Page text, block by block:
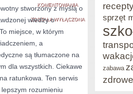
KOMENTOWANIAMEDYCYNA
ESTETYCZNA
MEDYCYNA
ŚRODOWISKOWA
ZOSTAŁA WYŁĄCZONA
stworzony z myślą o
wiedzy o
miejsce, w którym
a
są tłumaczone na
dla wszystkich. Ciekawe
ratunkowa. Ten serwis
rozumieniu
sprzęt
zabawa